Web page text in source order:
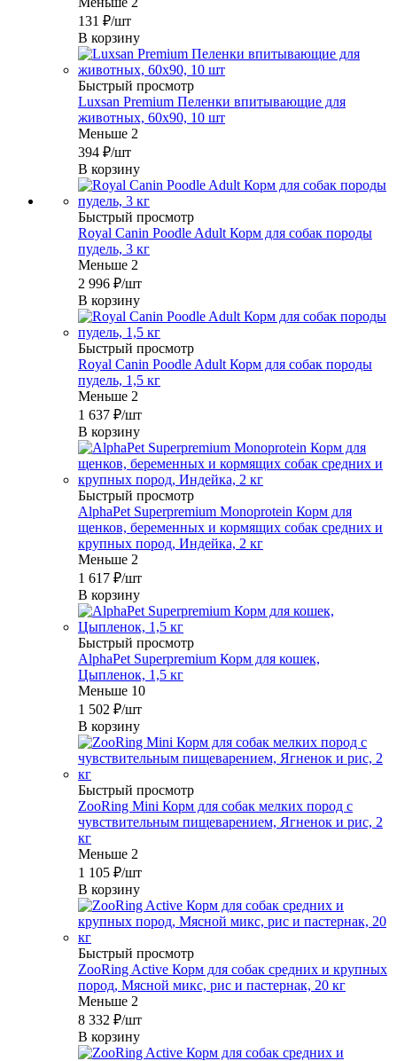
131 ₽/шт
В корзину
Быстрый просмотр
Luxsan Premium Пеленки впитывающие для
животных, 60х90, 10 шт
Меньше 2
394 ₽/шт
В корзину
Быстрый просмотр
Royal Canin Poodle Adult Корм для собак породы
пудель, 3 кг
Меньше 2
2 996 ₽/шт
В корзину
Быстрый просмотр
Royal Canin Poodle Adult Корм для собак породы
пудель, 1,5 кг
Меньше 2
1 637 ₽/шт
В корзину
Быстрый просмотр
AlphaPet Superpremium Monoprotein Корм для
щенков, беременных и кормящих собак средних и
крупных пород, Индейка, 2 кг
Меньше 2
1 617 ₽/шт
В корзину
Быстрый просмотр
AlphaPet Superpremium Корм для кошек,
Цыпленок, 1,5 кг
Меньше 10
1 502 ₽/шт
В корзину
Быстрый просмотр
ZooRing Mini Корм для собак мелких пород с
чувствительным пищеварением, Ягненок и рис, 2
кг
Меньше 2
1 105 ₽/шт
В корзину
Быстрый просмотр
ZooRing Active Корм для собак средних и крупных
пород, Мясной микс, рис и пастернак, 20 кг
Меньше 2
8 332 ₽/шт
В корзину